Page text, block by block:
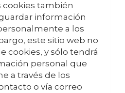
cookies también
información
a los
este sitio web no
cookies, y sólo tendrá
personal que
a través de los
o vía correo